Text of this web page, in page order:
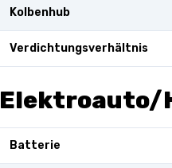
Kolbenhub
Verdichtungsverhältnis
Elektroauto/
Batterie